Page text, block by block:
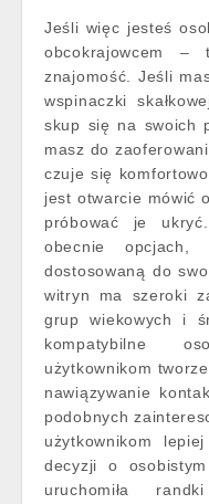
Jeśli więc jesteś
obcokrajowcem
znajomość. Jeśli
wspinaczki
skup się na swoich
masz do
czuje się
jest otwarcie mówić
próbować je
obecnie opcjach,
dostosowaną do
witryn ma szeroki
grup wiekowych i
kompatybilne
użytkownikom
nawiązywanie
podobnych
użytkownikom
decyzji o
uruchomiła